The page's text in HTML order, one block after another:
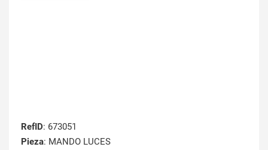
RefID: 673051
Pieza: MANDO LUCES